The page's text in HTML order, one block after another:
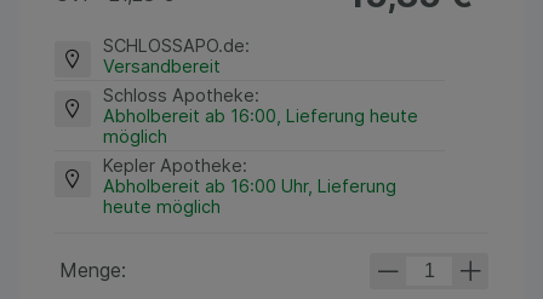
SCHLOSSAPO.de:
Versandbereit
Schloss Apotheke:
Abholbereit ab 16:00, Lieferung heute
möglich
Kepler Apotheke:
Abholbereit ab 16:00 Uhr, Lieferung
heute möglich
Menge: